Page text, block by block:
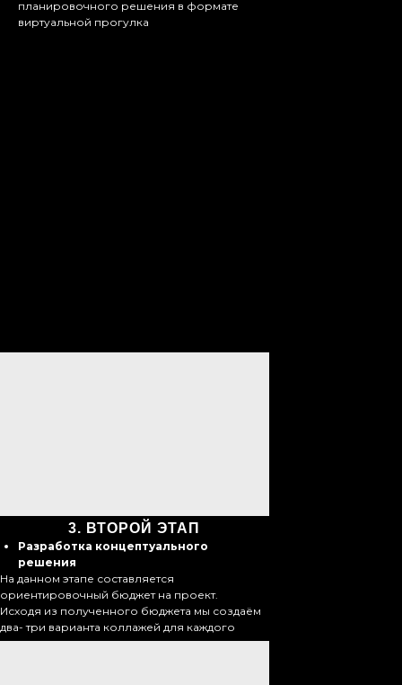
планировочного решения в формате
виртуальной прогулка
3. ВТОРОЙ ЭТАП
Разработка концептуального
решения
На данном этапе составляется
ориентировочный бюджет на проект.
Исходя из полученного бюджета мы создаём
два- три варианта коллажей для каждого
помещения.